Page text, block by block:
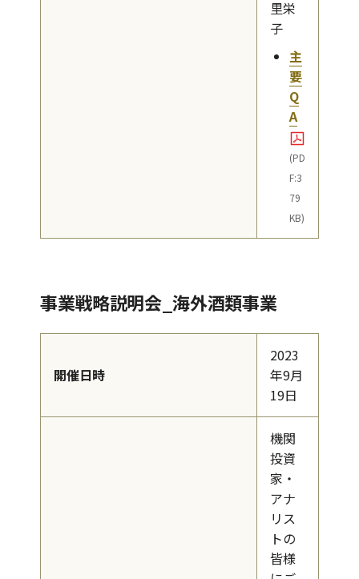
里栄
子
主
要
Q
A
(PD
F:3
79
KB)
事業戦略説明会_海外酒類事業
開催日時
2023
年9月
19日
機関
投資
家・
アナ
リス
トの
皆様